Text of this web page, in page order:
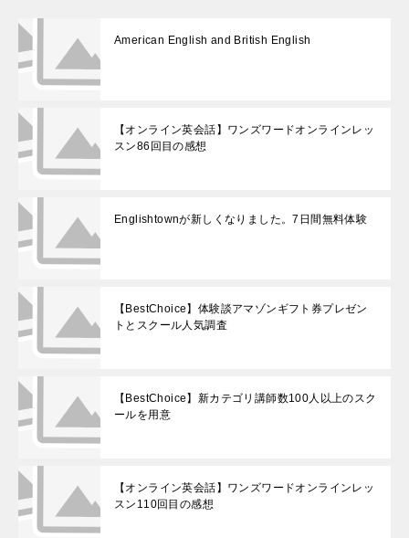
American English and British English
【オンライン英会話】ワンズワードオンラインレッ
スン86回目の感想
Englishtownが新しくなりました。7日間無料体験
【BestChoice】体験談アマゾンギフト券プレゼン
トとスクール人気調査
【BestChoice】新カテゴリ講師数100人以上のスク
ールを用意
【オンライン英会話】ワンズワードオンラインレッ
スン110回目の感想